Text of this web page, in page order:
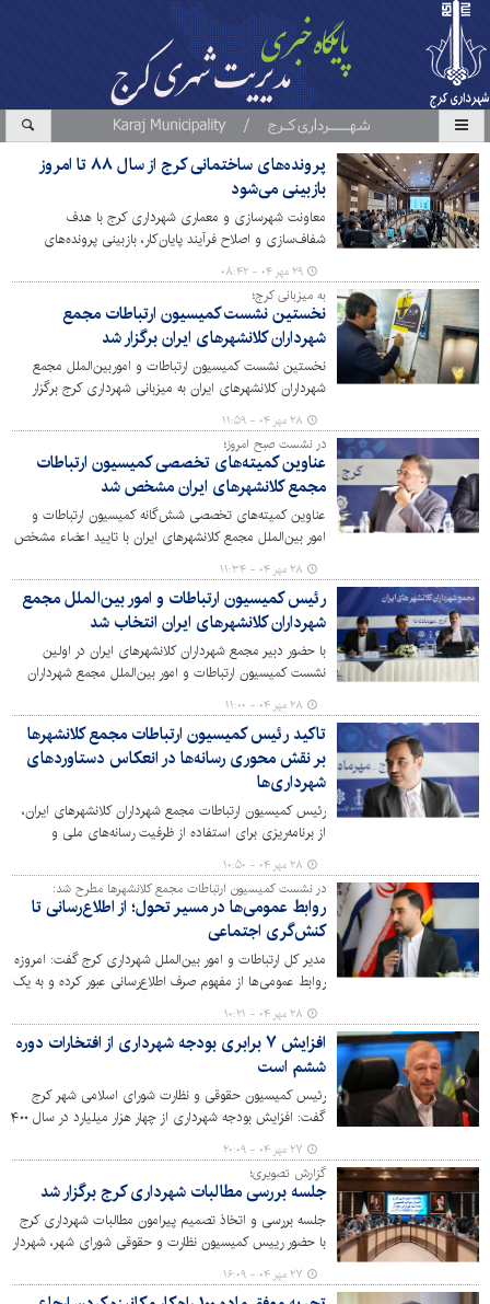
پرونده‌های ساختمانی کرج از سال ۸۸ تا امروز
بازبینی می‌شود
معاونت شهرسازی و معماری شهرداری کرج با هدف
شفاف‌سازی و اصلاح فرآیند پایان‌کار، بازبینی پرونده‌های
است.
۲۹ مهر ۰۴ - ۰۸:۴۲
به میزبانی کرج؛
نخستین نشست کمیسیون ارتباطات مجمع
شهرداران کلانشهرهای ایران برگزار شد
نخستین نشست کمیسیون ارتباطات و اموربین‌الملل مجمع
شهرداران کلانشهرهای ایران به میزبانی شهرداری کرج برگزار
شد. ۲۸ مهر ۰۴ - ۱۱:۵۹
در نشست صبح امروز؛
عناوین کمیته‌های تخصصی کمیسیون ارتباطات
مجمع کلانشهرهای ایران مشخص شد
عناوین کمیته‌های تخصصی شش‌گانه کمیسیون ارتباطات و
امور بین‌الملل مجمع کلانشهرهای ایران با تایید اعضاء مشخص
شد و روند رأی‌گیری برای انتخاب روسای آنها آغاز شده است.
۲۸ مهر ۰۴ - ۱۱:۳۴
رئیس کمیسیون ارتباطات و امور بین‌الملل مجمع
شهرداران کلانشهرهای ایران انتخاب شد
با حضور دبیر مجمع شهرداران کلانشهرهای ایران در اولین
نشست کمیسیون ارتباطات و امور بین‌الملل مجمع شهرداران
کلانشهرهای ایران که به میزبانی شهرداری کرج برگزار شد،
سیدعلی معرک نژاد به عنوان رئیس این کمیسیون انتخاب
شد.
۲۸ مهر ۰۴ - ۱۱:۰۰
تاکید رئیس کمیسیون ارتباطات مجمع کلانشهرها
بر نقش محوری رسانه‌ها در انعکاس دستاوردهای
شهرداری‌ها
رئیس کمیسیون ارتباطات مجمع شهرداران کلانشهرهای ایران،
از برنامه‌ریزی برای استفاده از ظرفیت رسانه‌های ملی و
برگزاری نشست‌های خبری مشترک جهت انعکاس یکپارچه
اقدامات و فعالیت‌های شهرداری‌های کلانشهرها خبر داد.
۲۸ مهر ۰۴ - ۱۰:۵۰
در نشست کمیسیون ارتباطات مجمع کلانشهرها مطرح شد:
روابط عمومی‌ها در مسیر تحول؛ از اطلاع‌رسانی تا
کنش‌گری اجتماعی
مدیر کل ارتباطات و امور بین‌الملل شهرداری کرج گفت: امروزه
روابط عمومی‌ها از مفهوم صرف اطلاع‌رسانی عبور کرده‌ و به یک
کنش‌گر اجتماعی تبدیل شده‌اند.
۲۸ مهر ۰۴ - ۱۰:۲۱
افزایش ۷ برابری بودجه شهرداری از افتخارات دوره
ششم است
رئیس کمیسیون حقوقی و نظارت شورای اسلامی شهر کرج
گفت: افزایش بودجه شهرداری از چهار هزار میلیارد در سال ۱۴۰۰
بودجه، متمم و از همه مهم تر تحقق ۱۰۰ در صدی آن در طول
سال‌های اخیر از افتخارات شورا و مدیریت شهری دوره ششم
است.
۲۷ مهر ۰۴ - ۲۰:۰۹
گزارش تصویری؛
جلسه بررسی مطالبات شهرداری کرج برگزار شد
جلسه بررسی و اتخاذ تصمیم پیرامون مطالبات شهرداری کرج
با حضور رییس کمیسیون نظارت و حقوقی شورای شهر، شهردار
و معاونین وی در سالن جلسات شهرداری کرج برگزار شد.
۲۷ مهر ۰۴ - ۱۶:۰۹